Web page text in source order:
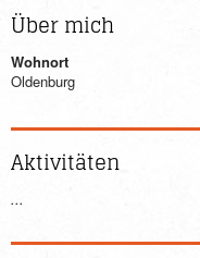
Über mich
Wohnort
Oldenburg
Aktivitäten
...